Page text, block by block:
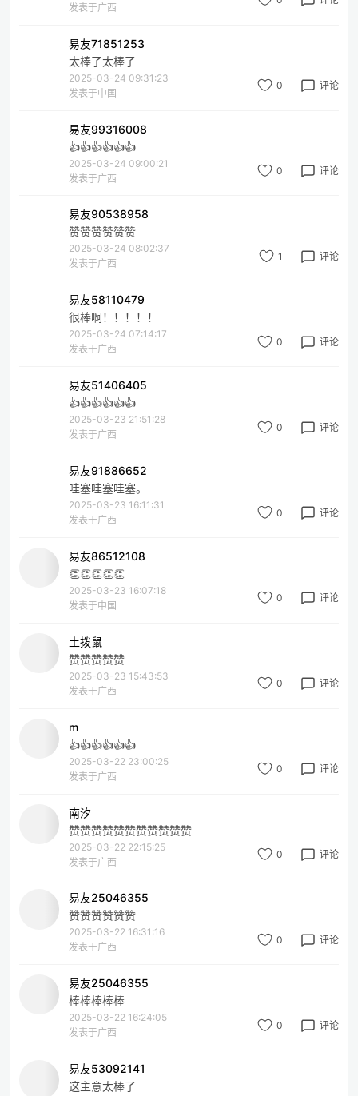
发表于广西
易友71851253
太棒了太棒了
2025-03-24 09:31:23
发表于中国
0 评论
易友99316008
👍👍👍👍👍👍
2025-03-24 09:00:21
发表于广西
0 评论
易友90538958
赞赞赞赞赞赞
2025-03-24 08:02:37
发表于广西
1 评论
易友58110479
很棒啊！！！！！
2025-03-24 07:14:17
发表于广西
0 评论
易友51406405
👍👍👍👍👍👍
2025-03-23 21:51:28
发表于广西
0 评论
易友91886652
哇塞哇塞哇塞。
2025-03-23 16:11:31
发表于广西
0 评论
易友86512108
👏👏👏👏👏
2025-03-23 16:07:18
发表于中国
0 评论
土拨鼠
赞赞赞赞赞
2025-03-23 15:43:53
发表于广西
0 评论
m
👍👍👍👍👍👍
2025-03-22 23:00:25
发表于广西
0 评论
南汐
赞赞赞赞赞赞赞赞赞赞赞
2025-03-22 22:15:25
发表于广西
0 评论
易友25046355
赞赞赞赞赞赞
2025-03-22 16:31:16
发表于广西
0 评论
易友25046355
棒棒棒棒棒
2025-03-22 16:24:05
发表于广西
0 评论
易友53092141
这主意太棒了